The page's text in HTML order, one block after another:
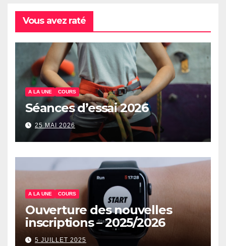
Vous avez raté
A LA UNE COURS
Séances d’essai 2026
25 MAI 2026
A LA UNE COURS
Ouverture des nouvelles
inscriptions – 2025/2026
5 JUILLET 2025